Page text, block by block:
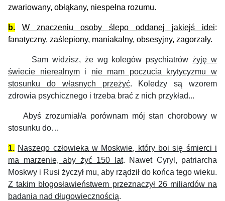
zwariowany, obłąkany, niespełna rozumu.
b. W znaczeniu osoby ślepo oddanej jakiejś idei:
fanatyczny, zaślepiony, maniakalny, obsesyjny, zagorzały.
Sam widzisz, że wg kolegów psychiatrówżyję w
świecie nierealnymi nie mam poczucia krytycyzmu w
stosunku do własnych przeżyć. Koledzy są wzorem
zdrowia psychicznego i trzeba brać z nich przykład...
Abyś zrozumiał/a porównam mój stan chorobowy w
stosunku do…
1. Naszego człowieka w Moskwie, który boi się śmierci i
ma marzenie, aby żyć 150 lat. Nawet Cyryl, patriarcha
Moskwy i Rusi życzył mu, aby rządził do końca tego wieku.
Z takim błogosławieństwem przeznaczył 26 miliardów na
badania nad długowiecznością.